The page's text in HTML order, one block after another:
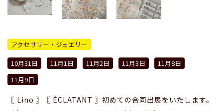
アクセサリー・ジュエリー
10月31日
11月1日 11月2日 11月3日
11月8日
11月9日
〖 Lino 〗〖 ÉCLATANT 〗初めての合同出展をいたします。